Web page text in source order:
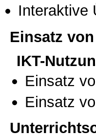
Interaktive
Einsatz
IKT-
Einsatz
Einsatz